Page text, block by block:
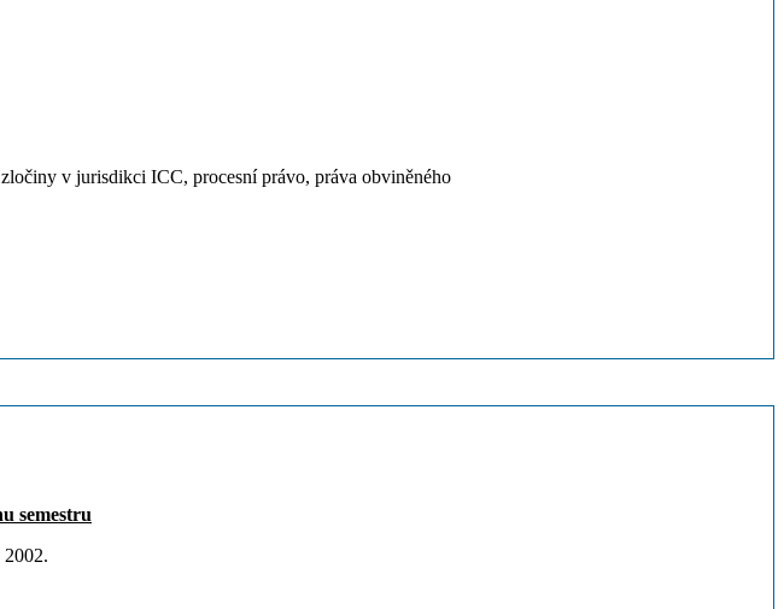
v jurisdikci ICC, procesní právo, práva obviněného
semestru
2002.